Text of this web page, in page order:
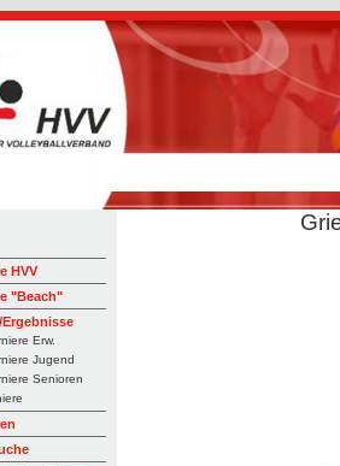
HVV
"Beach"
Ergebnisse
Erw.
Jugend
Senioren